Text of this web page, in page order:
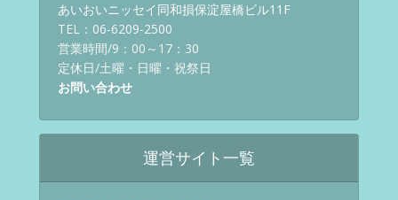
あいおいニッセイ同和損保淀屋橋ビル11F
TEL：06-6209-2500
営業時間/9：00～17：30
定休日/土曜・日曜・祝祭日
お問い合わせ
運営サイト一覧